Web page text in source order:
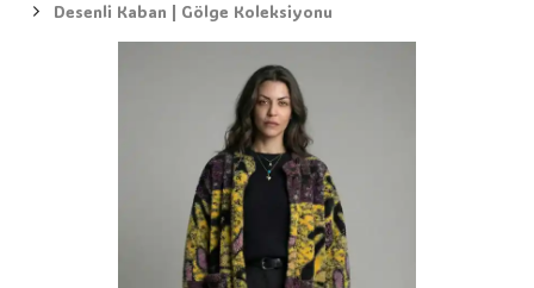
Desenli Kaban | Gölge Koleksiyonu